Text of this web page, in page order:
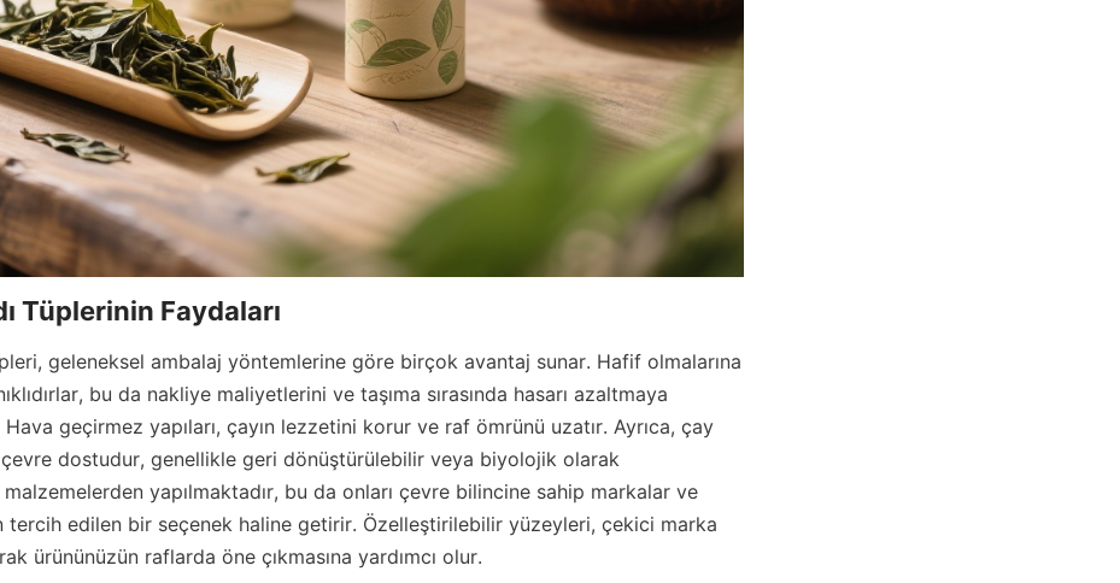
Tüplerinin Faydaları
geleneksel ambalaj yöntemlerine göre birçok avantaj sunar. Hafif olmalarına
bu da nakliye maliyetlerini ve taşıma sırasında hasarı azaltmaya
Hava geçirmez yapıları, çayın lezzetini korur ve raf ömrünü uzatır. Ayrıca, çay
çevre dostudur, genellikle geri dönüştürülebilir veya biyolojik olarak
yapılmaktadır, bu da onları çevre bilincine sahip markalar ve
edilen bir seçenek haline getirir. Özelleştirilebilir yüzeyleri, çekici marka
ürününüzün raflarda öne çıkmasına yardımcı olur.